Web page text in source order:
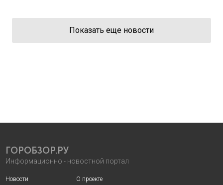
Показать еще новости
ГОРОБЗОР.РУ
Информационно - новостной портал
Новости О проекте